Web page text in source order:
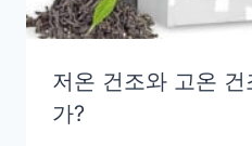
저온 건조와 고온
가?